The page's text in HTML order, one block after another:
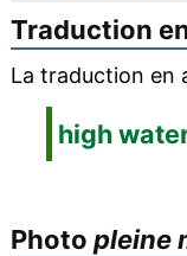
Traduction
La traduction en
high
Photo pleine